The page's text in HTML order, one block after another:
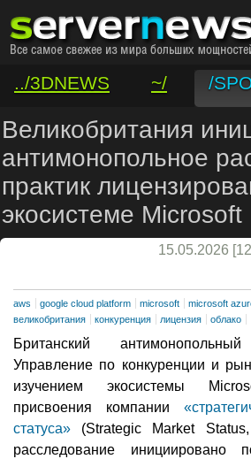
../3DNEWS ~/ /
/VAR/CONTACT
Великобритания
антимонопольное
практик
экосистеме Microsoft
15.05.2026
aws google cloud platform microsoft microsoft
великобритания
конкуренция лицензия облако
Британский
Управление по конкуренции и
изучением экосистемы
присвоения компании
статуса» (Strategic Market
расследование инициировано